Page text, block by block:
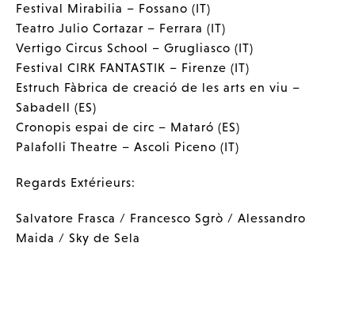
Festival Mirabilia – Fossano (IT)
Teatro Julio Cortazar – Ferrara (IT)
Vertigo Circus School – Grugliasco (IT)
Festival CIRK FANTASTIK – Firenze (IT)
Estruch Fàbrica de creació de les arts en viu –
Sabadell (ES)
Cronopis espai de circ – Mataró (ES)
Palafolli Theatre – Ascoli Piceno (IT)
Regards Extérieurs:
Salvatore Frasca / Francesco Sgrò / Alessandro
Maida / Sky de Sela